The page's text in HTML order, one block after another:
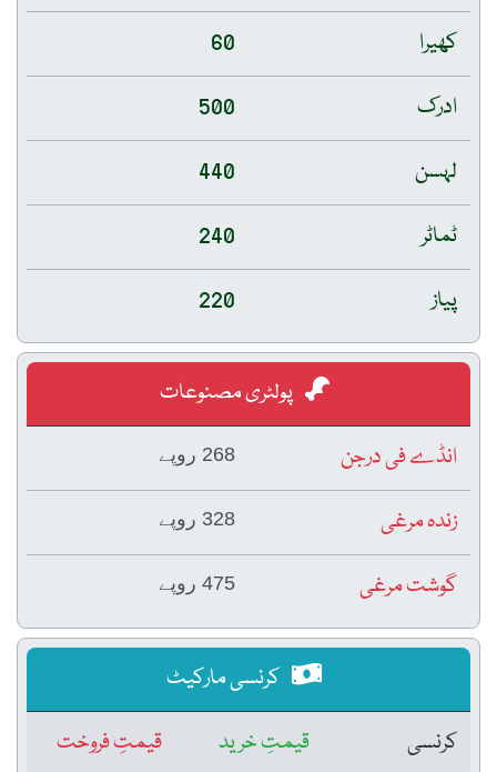
کھیرا
60
ادرک
500
لہسن
440
ٹماٹر
240
پیاز
220
پولٹری مصنوعات
انڈے فی درجن
268 روپے
زندہ مرغی 328 روپے
گوشت مرغی 475 روپے
کرنسی مارکیٹ
کرنسی
قیمتِ خرید
قیمتِ فروخت